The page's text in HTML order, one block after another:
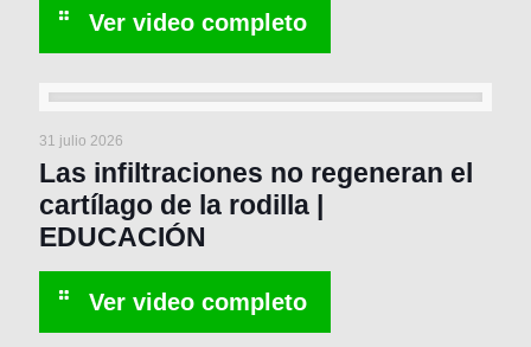
31 julio 2026
Las infiltraciones no regeneran el
cartílago de la rodilla |
EDUCACIÓN